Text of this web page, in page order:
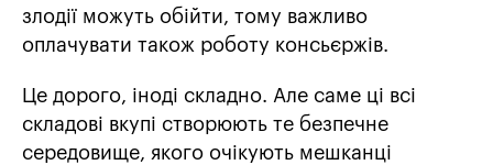
злодії можуть обійти, тому важливо
оплачувати також роботу консьєржів.
Це дорого, іноді складно. Але саме ці всі
складові вкупі створюють те безпечне
середовище, якого очікують мешканці